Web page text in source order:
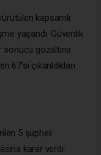
kapsamlı
yaşandı. Güvenlik
gözaltına
çıkarıldıkları
5 şüpheli
karar verdi.